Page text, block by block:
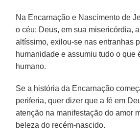
Na Encarnação e Nascimento de
o céu; Deus, em sua misericórdia,
altíssimo, exilou-se nas entranhas
humanidade e assumiu tudo o que
humano.
Se a história da Encarnação
periferia, quer dizer que a fé em
atenção na manifestação do amor
beleza do recém-nascido.